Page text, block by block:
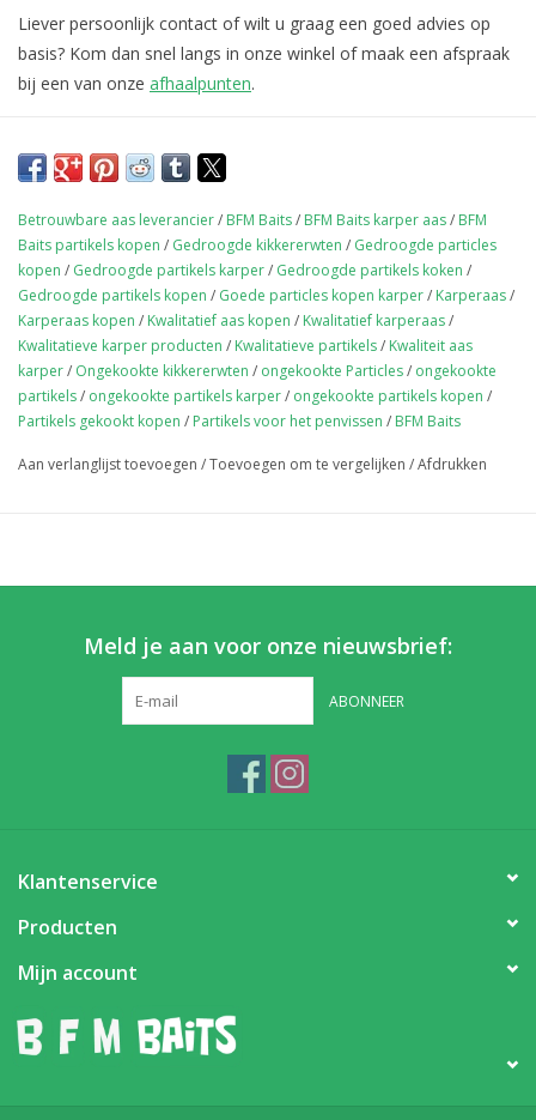
Liever persoonlijk contact of wilt u graag een goed advies op
basis? Kom dan snel langs in onze winkel of maak een afspraak
bij een van onze afhaalpunten.
Betrouwbare aas leverancier/ BFM Baits/ BFM Baits karper aas/ BFM
Baits partikels kopen / Gedroogde kikkererwten / Gedroogde particles
kopen / Gedroogde partikels karper/ Gedroogde partikels koken /
Gedroogde partikels kopen / Goede particles kopen karper/ Karperaas/
Karperaas kopen / Kwalitatief aas kopen / Kwalitatief karperaas/
Kwalitatieve karper producten / Kwalitatieve partikels/ Kwaliteit aas
karper/ Ongekookte kikkererwten / ongekookte Particles/ ongekookte
partikels/ ongekookte partikels karper/ ongekookte partikels kopen /
Partikels gekookt kopen / Partikels voor het penvissen / BFM Baits
Aan verlanglijst toevoegen /Toevoegen om te vergelijken /Afdrukken
Meld je aan voor onze nieuwsbrief:
ABONNEER
Klantenservice
Producten
Mijn account